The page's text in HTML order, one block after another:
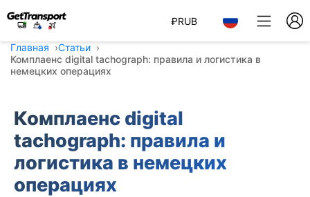
₽RUB
Главная
Статьи
Комплаенс digital tachograph: правила и логистика в
немецких операциях
Комплаенс digital
tachograph: правила и
логистика в немецких
операциях